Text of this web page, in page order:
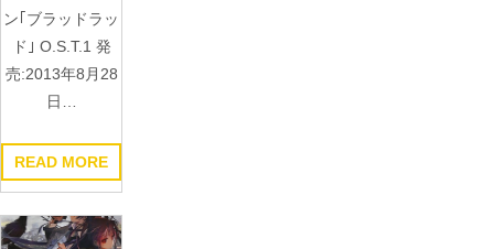
ン｢ブラッドラッ
ド｣ O.S.T.1 発
売:2013年8月28
日…
READ MORE